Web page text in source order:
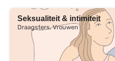
Seksualiteit & intimiteit
Draagsters, Vrouwen